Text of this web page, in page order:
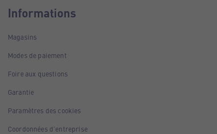
Informations
Magasins
Modes de paiement
Foire aux questions
Garantie
Paramètres des cookies
Coordonnées d'entreprise